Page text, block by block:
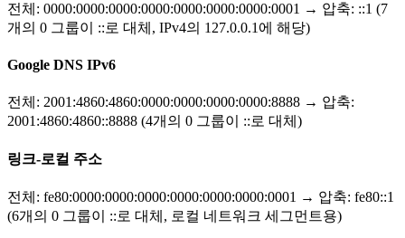
전체: 0000:0000:0000:0000:0000:0000:0000:0001 → 압축: ::1 (7
개의 0 그룹이 ::로 대체, IPv4의 127.0.0.1에 해당)
Google DNS IPv6
전체: 2001:4860:4860:0000:0000:0000:0000:8888 → 압축:
2001:4860:4860::8888 (4개의 0 그룹이 ::로 대체)
링크-로컬 주소
전체: fe80:0000:0000:0000:0000:0000:0000:0001 → 압축: fe80::1
(6개의 0 그룹이 ::로 대체, 로컬 네트워크 세그먼트용)